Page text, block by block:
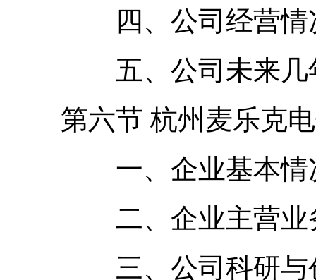
四、公司经营情
五、公司未来几年
第六节 杭州麦乐克电
一、企业基本情
二、企业主营业务
三、公司科研与创